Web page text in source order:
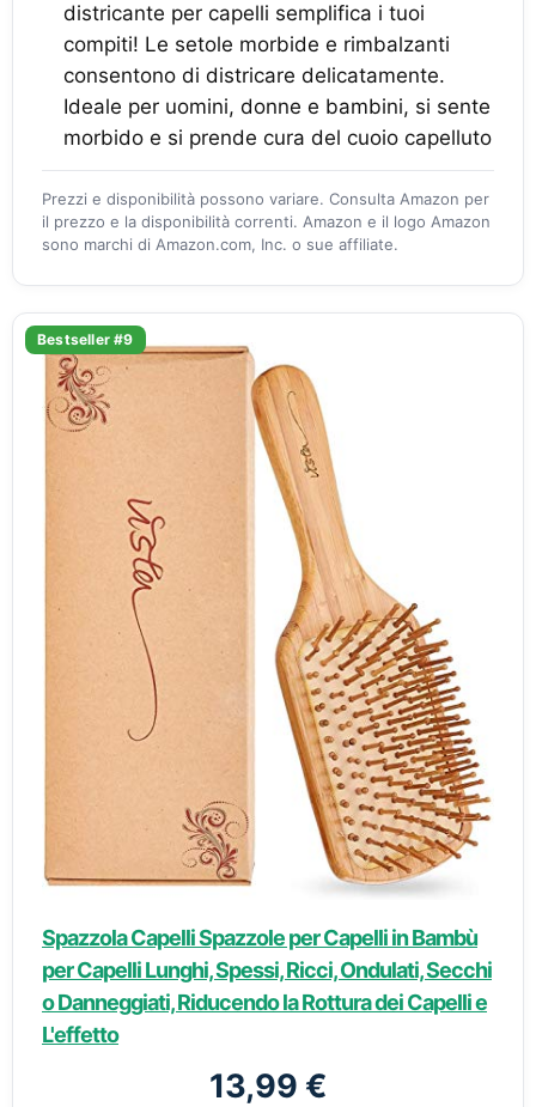
districante per capelli semplifica i tuoi
compiti! Le setole morbide e rimbalzanti
consentono di districare delicatamente.
Ideale per uomini, donne e bambini, si sente
morbido e si prende cura del cuoio capelluto
Prezzi e disponibilità possono variare. Consulta Amazon per
il prezzo e la disponibilità correnti. Amazon e il logo Amazon
sono marchi di Amazon.com, Inc. o sue affiliate.
Bestseller #9
Spazzola Capelli Spazzole per Capelli in Bambù
per Capelli Lunghi, Spessi, Ricci, Ondulati, Secchi
o Danneggiati, Riducendo la Rottura dei Capelli e
L'effetto
13,99 €